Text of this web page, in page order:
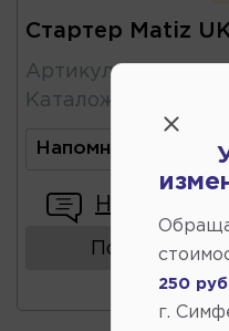
Стартер Matiz
Артикул:
Каталожный
Напомнить о
Написать
Показать
250 руб.
г.